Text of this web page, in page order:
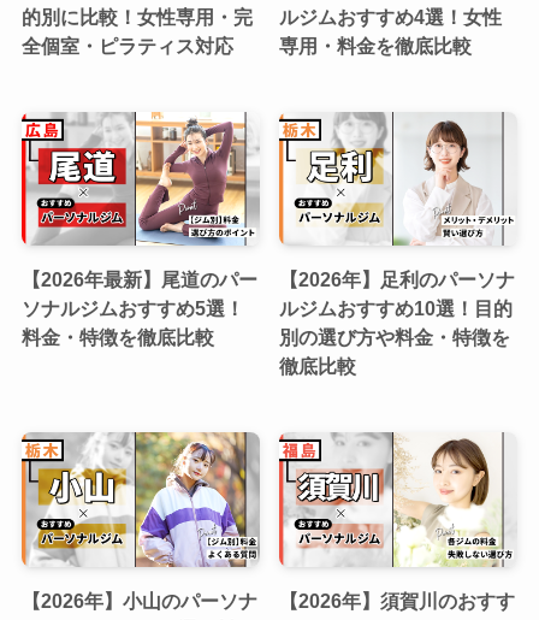
的別に比較！女性専用・完
全個室・ピラティス対応
ルジムおすすめ4選！女性
専用・料金を徹底比較
【2026年最新】尾道のパー
ソナルジムおすすめ5選！
料金・特徴を徹底比較
【2026年】足利のパーソナ
ルジムおすすめ10選！目的
別の選び方や料金・特徴を
徹底比較
【2026年】小山のパーソナ
【2026年】須賀川のおすす